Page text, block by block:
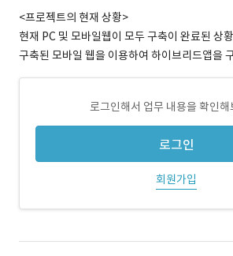
<프로젝트의 현재 상황>
현재 PC 및 모바일웹이 모두 구축이 완료된 상
구축된 모바일 웹을 이용하여 하이브리드앱을
로그인해서 업무 내용을 확인해
로그인
회원가입